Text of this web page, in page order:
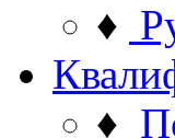
♦
♦